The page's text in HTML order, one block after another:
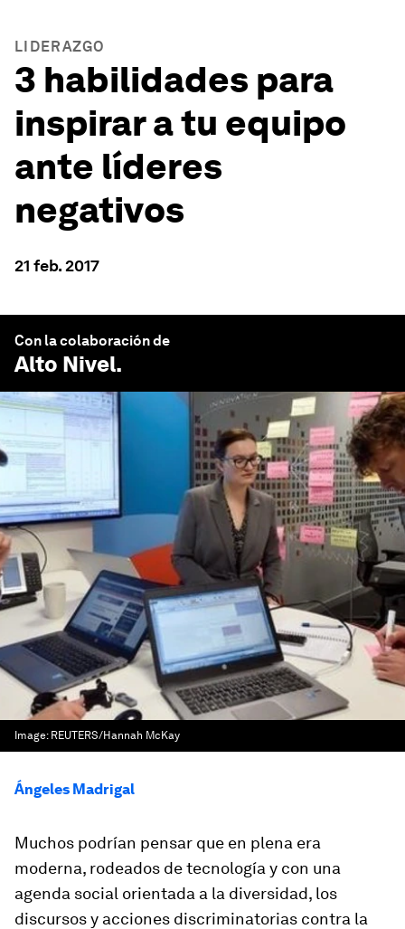
LIDERAZGO
3 habilidades para
inspirar a tu equipo
ante líderes
negativos
21 feb. 2017
Con la colaboración de
Alto Nivel.
Image: REUTERS/Hannah McKay
Ángeles Madrigal
Muchos podrían pensar que en plena era
moderna, rodeados de tecnología y con una
agenda social orientada a la diversidad, los
discursos y acciones discriminatorias contra la